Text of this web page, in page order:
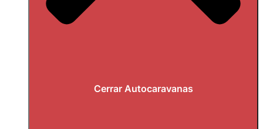
Cerrar Autocaravanas